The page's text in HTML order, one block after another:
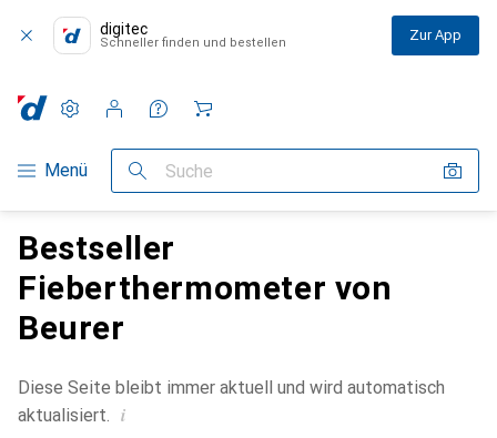
digitec
Schneller finden und bestellen Zur App
Navigation nach Kategorien
Menü Suche
Einstellungen
Kundenkonto
Vergleichslisten
Merklisten
Warenkorb
Bestseller
Fieberthermometer von
Beurer
Diese Seite bleibt immer aktuell und wird automatisch
aktualisiert. i